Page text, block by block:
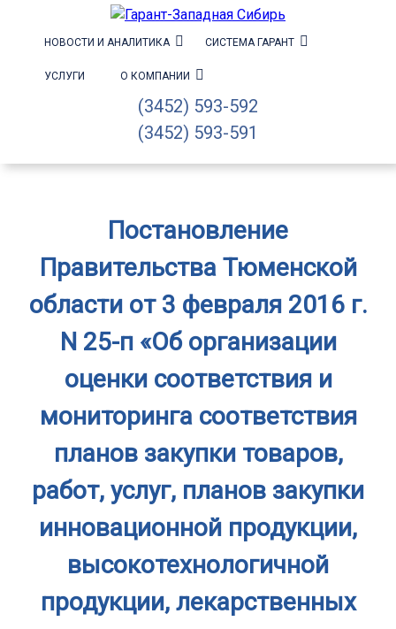
НОВОСТИ И АНАЛИТИКА СИСТЕМА ГАРАНТ
УСЛУГИ О КОМПАНИИ
(3452) 593-592
(3452) 593-591
Постановление
Правительства Тюменской
области от 3 февраля 2016 г.
N 25-п «Об организации
оценки соответствия и
мониторинга соответствия
планов закупки товаров,
работ, услуг, планов закупки
инновационной продукции,
высокотехнологичной
продукции, лекарственных